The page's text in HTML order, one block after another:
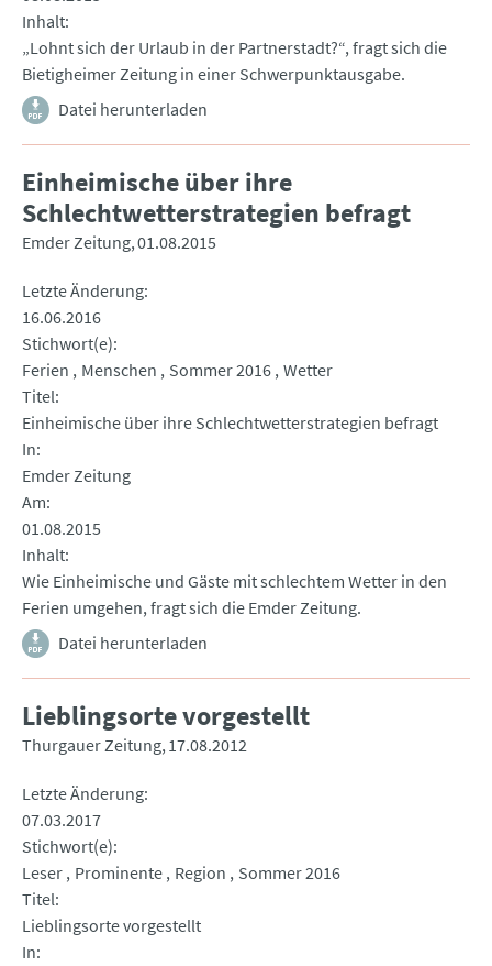
Inhalt
„Lohnt sich der Urlaub in der Partnerstadt?“, fragt sich die
Bietigheimer Zeitung in einer Schwerpunktausgabe.
Datei herunterladen
Einheimische über ihre
Schlechtwetterstrategien befragt
Emder Zeitung 01.08.2015
Letzte Änderung
16.06.2016
Stichwort(e)
Ferien
Menschen Sommer 2016 Wetter
Titel
Einheimische über ihre Schlechtwetterstrategien befragt
In
Emder Zeitung
Am
01.08.2015
Inhalt
Wie Einheimische und Gäste mit schlechtem Wetter in den
Ferien umgehen, fragt sich die Emder Zeitung.
Datei herunterladen
Lieblingsorte vorgestellt
Thurgauer Zeitung 17.08.2012
Letzte Änderung
07.03.2017
Stichwort(e)
Leser Prominente Region
Sommer 2016
Titel
Lieblingsorte vorgestellt
In